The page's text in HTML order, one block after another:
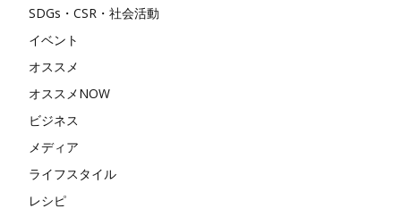
SDGs・CSR・社会活動
イベント
オススメ
オススメNOW
ビジネス
メディア
ライフスタイル
レシピ